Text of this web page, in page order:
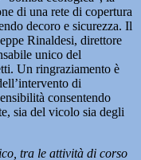
di una rete di copertura
decoro e sicurezza. Il
Rinaldesi, direttore
unico del
Un ringraziamento è
di
consentendo
sia del vicolo sia degli
tra le attività di corso